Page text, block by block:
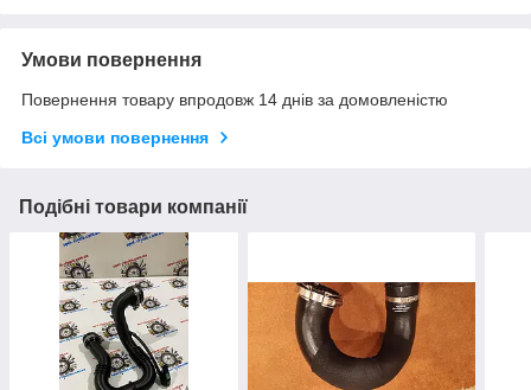
Умови повернення
Повернення товару впродовж 14 днів за домовленістю
Всі умови повернення
Подібні товари компанії